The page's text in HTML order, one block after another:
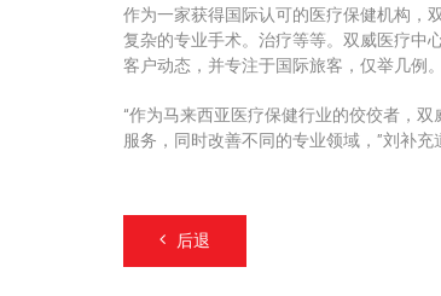
作为一家获得国际认可的医疗保健机构，
复杂的专业手术。治疗等等。 双威医疗中
客户动态，并专注于国际旅客，仅举几例。
“作为马来西亚医疗保健行业的佼佼者，
服务，同时改善不同的专业领域，”刘补充
后退